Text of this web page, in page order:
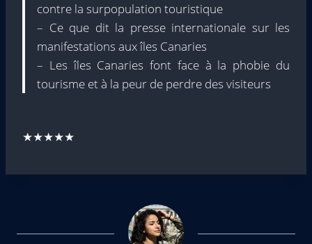
contre la surpopulation touristique
– Ce que dit la presse internationale sur les
manifestations aux îles Canaries
– Les îles Canaries font face à la phobie du
tourisme et à la peur de perdre des visiteurs
★★★★★